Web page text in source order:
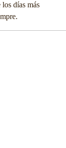
días más